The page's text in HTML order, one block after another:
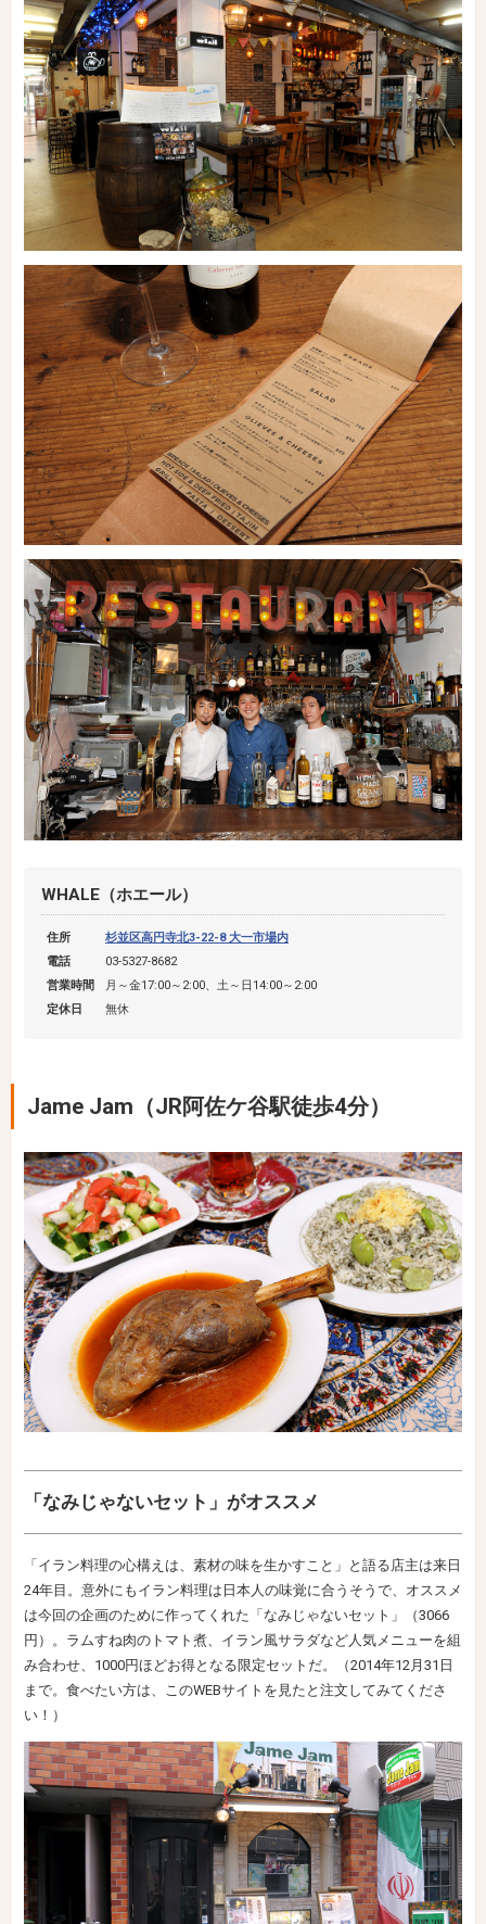
WHALE（ホエール）
住所
杉並区高円寺北3-22-8 大一市場内
電話
03-5327-8682
営業時間
月～金17:00～2:00、土～日14:00～2:00
定休日
無休
Jame Jam（JR阿佐ケ谷駅徒歩4分）
「なみじゃないセット」がオススメ
「イラン料理の心構えは、素材の味を生かすこと」と語る店主は来日
24年目。意外にもイラン料理は日本人の味覚に合うそうで、オススメ
は今回の企画のために作ってくれた「なみじゃないセット」（3066
円）。ラムすね肉のトマト煮、イラン風サラダなど人気メニューを組
み合わせ、1000円ほどお得となる限定セットだ。（2014年12月31日
まで。食べたい方は、このWEBサイトを見たと注文してみてくださ
い！）